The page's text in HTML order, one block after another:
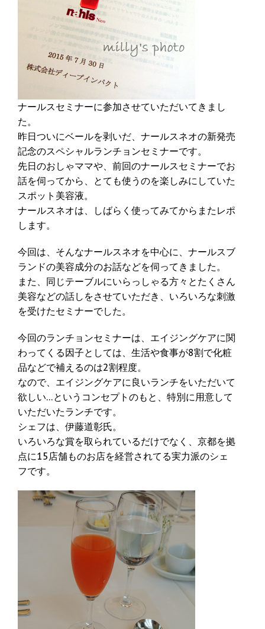
ナールスセミナーに参加させていただいてきまし
た。
昨日ついにベールを剥いだ、ナールスネオの新発売
記念のスペシャルランチョンセミナーです。
先日のおしゃママや、前回のナールスセミナーでお
話を伺ってから、とても使うのを楽しみにしていた
スポット美容液。
ナールスネオは、しばらく使ってみてからまたレポ
します。
今回は、そんなナールスネオを中心に、ナールスブ
ランドの美容成分のお話などを伺ってきました。
また、同じテーブルにいらっしゃる方々とたくさん
美容などの話しをさせていただき、いろいろな刺激
を受けたセミナーでした。
今回のランチョンセミナーは、エイジングケアに関
わってくる因子としては、生活や食事が8割で化粧
品などで補えるのは2割程度。
なので、エイジングケアに良いランチをいただいて
欲しい…というコンセプトのもと、特別に用意して
いただいたランチです。
シェフは、伊藤道彰氏。
いろいろな賞を取られているだけでなく、京都を拠
点に15店舗ものお店を経営されてる実力派のシェ
フです。